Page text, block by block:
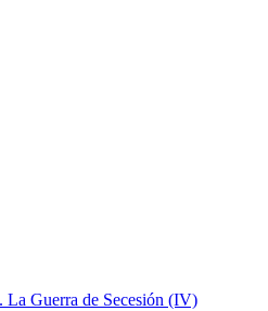
La Guerra de Secesión (IV)